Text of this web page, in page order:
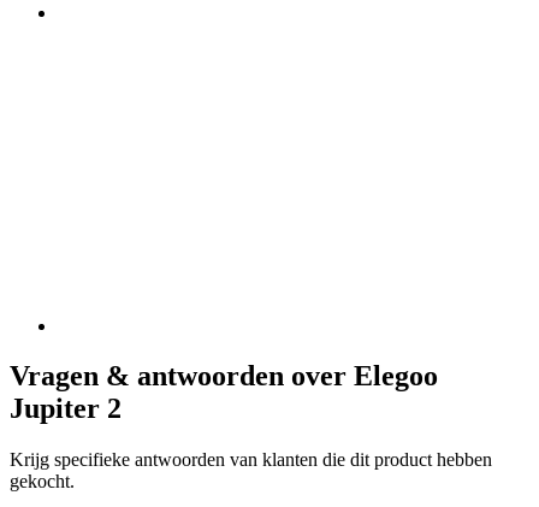
Vragen & antwoorden over Elegoo
Jupiter 2
Krijg specifieke antwoorden van klanten die dit product hebben
gekocht.